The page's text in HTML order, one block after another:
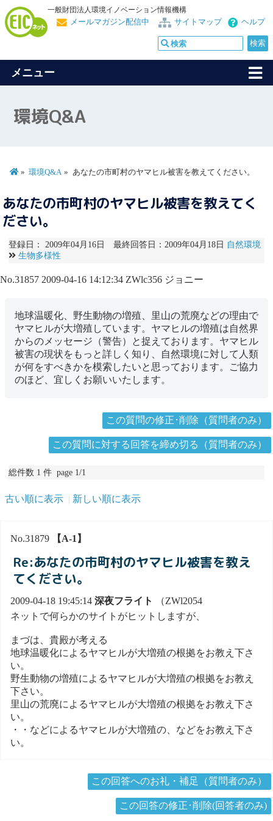
一般財団法人環境イノベーション情報機構
ヘルプ
サイトマップ
メールマガジン配信中
メニュー
環境Q&A
環境Q&A あなたの市町村のヤマヒル被害を教えてください。
あなたの市町村のヤマヒル被害を教えてく
ださい。
登録日： 2009年04月16日 最終回答日：2009年04月18日 自然環境
生物多様性
No.31857 2009-04-16 14:12:34 ZWlc356 ジョニー
地球温暖化、野生動物の増殖、里山の荒廃などの理由で
ヤマヒルが大増殖しています。ヤマヒルの増殖は自然界
からのメッセージ（警告）と捉えております。ヤマヒル
被害の現状をもっと詳しく知り、自然環境に対して人類
が何をすべきかを模索したいと思っております。ご協力
のほど、宜しくお願いいたします。
この質問の修正･削除（質問者のみ）
この質問に対する回答を締め切る（質問者のみ）
総件数 1 件 page 1/1
古い順に表示 新しい順に表示
No.31879 【A-1】
Re:あなたの市町村のヤマヒル被害を教え
てください。
2009-04-18 19:45:14 深夜フライト
（ZWl2054
ネットで何らかのサイトがヒットしますが、
まづは、貴殿が考える
地球温暖化によるヤマヒルが大増殖の根拠をお教え下さ
い。
野生動物の増殖によるヤマヒルが大増殖の根拠をお教え
下さい。
里山の荒廃によるヤマヒルが大増殖の根拠をお教え下さ
い。
・・などによるヤマヒルが大増殖の、などをお教え下さ
い。
この回答へのお礼・補足（質問者のみ）
この回答の修正･削除(回答者のみ)